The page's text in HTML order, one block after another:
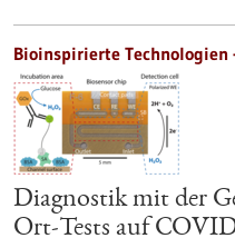
Bioinspirierte Technologien
Diagnostik mit der
Ort-Tests auf